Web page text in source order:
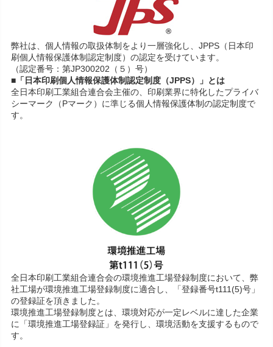
弊社は、個人情報の取扱体制をより一層強化し、JPPS（日本印
刷個人情報保護体制認定制度）の認定を受けています。
（認定番号：第JP300202（５）号）
■「日本印刷個人情報保護体制認定制度（JPPS）」とは
全日本印刷工業組合連合会主催の、印刷業界に特化したプライバ
シーマーク（Pマーク）に準じる個人情報保護体制の認定制度で
す。
全日本印刷工業組合連合会の環境推進工場登録制度において、弊
社工場が環境推進工場登録制度に適合し、「登録番号t111(5)号」
の登録証を頂きました。
環境推進工場登録制度とは、環境対応が一定レベルに達した企業
に「環境推進工場登録証」を発行し、環境活動を支援するもので
す。